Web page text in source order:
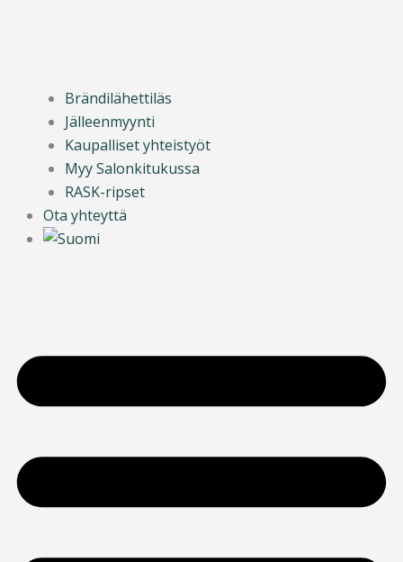
Brändilähettiläs
Jälleenmyynti
Kaupalliset yhteistyöt
Myy Salonkitukussa
RASK-ripset
Ota yhteyttä